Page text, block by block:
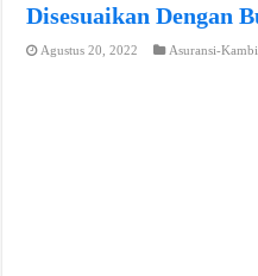
Disesuaikan Dengan
Agustus 20, 2022 Asuransi-